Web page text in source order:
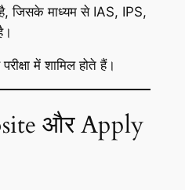
है, जिसके माध्यम से IAS, IPS,
में शामिल होते हैं।
और Apply